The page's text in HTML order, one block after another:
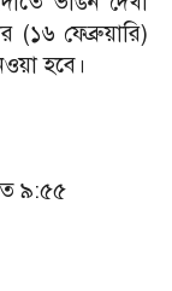
(১৬ ফেব্রুয়ারি)
হবে।
৯:৫৫